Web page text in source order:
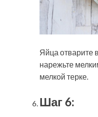
Яйца отварите
нарежьте
мелкой терке.
Шаг 6: